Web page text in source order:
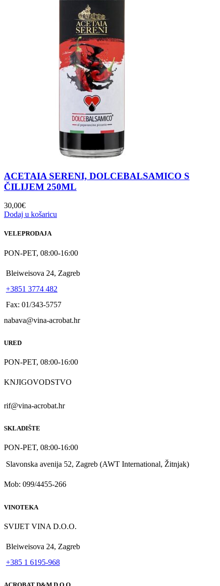
ACETAIA SERENI, DOLCEBALSAMICO S
ČILIJEM 250ML
30,00€
Dodaj u košaricu
VELEPRODAJA
PON-PET, 08:00-16:00
Bleiweisova 24, Zagreb
+3851 3774 482
Fax: 01/343-5757
nabava@vina-acrobat.hr
URED
PON-PET, 08:00-16:00
KNJIGOVODSTVO
rif@vina-acrobat.hr
SKLADIŠTE
PON-PET, 08:00-16:00
Slavonska avenija 52, Zagreb (AWT International, Žitnjak)
Mob: 099/4455-266
VINOTEKA
SVIJET VINA D.O.O.
Bleiweisova 24, Zagreb
+385 1 6195-968